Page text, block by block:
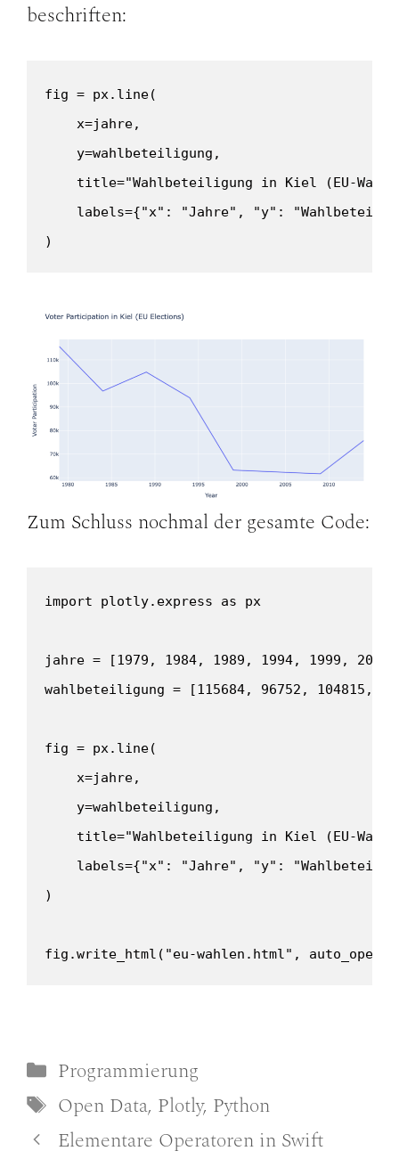
beschriften:
fig = px.line(
    x=jahre,
    y=wahlbeteiligung,
title="Wahlbeteiligung in Kiel (EU-
labels={"x": "Jahre", "y":
)
Zum Schluss nochmal der gesamte Code:
import plotly.express as px
jahre = [1979, 1984, 1989, 1994, 1999,
wahlbeteiligung = [115684, 96752, 104815,
fig = px.line(
    x=jahre,
    y=wahlbeteiligung,
title="Wahlbeteiligung in Kiel (EU-
labels={"x": "Jahre", "y":
)
fig.write_html("eu-wahlen.html",
Kategorien
Programmierung
Schlagwörter
Open Data, Plotly, Python
Elementare Operatoren in Swift